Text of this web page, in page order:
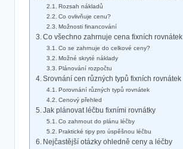
Rozsah nákladů
Co ovlivňuje cenu?
Možnosti financování
Co všechno zahrnuje cena fixních rovnátek
Co se zahrnuje do celkové ceny?
Možné skryté náklady
Plánování rozpočtu
Srovnání cen různých typů fixních rovnátek
Porovnání různých typů rovnátek
Cenový přehled
Jak plánovat léčbu fixními rovnátky
Co zahrnout do plánu léčby
Praktické tipy pro úspěšnou léčbu
Nejčastější otázky ohledně ceny a léčby